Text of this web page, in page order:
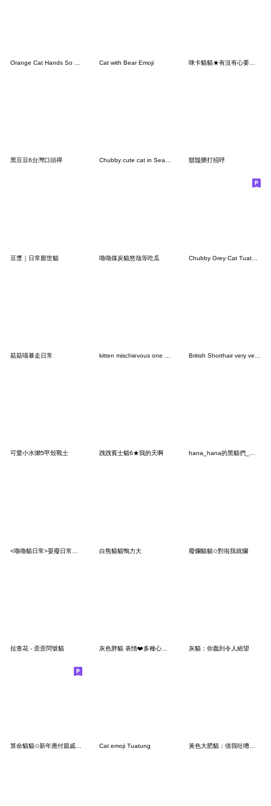
Cat with Bear Emoji 咪卡貓貓★有沒有心要養我
黑豆豆6台灣口頭禪 Chubby cute cat in Seal outfit [TW] 鬍鬚髒打招呼
豆漿｜日常厭世貓 嚕嚕煤炭貓悠哉等吃瓜 Chubby Grey Cat Tuatung (TWN)
菇菇喵暴走日常
可愛小水獺5甲殼戰士 跩跩賓士貓6★我的天啊 hana_hana的黑貓們_溫馨暑假
白熊貓貓鴨力大 廢爛貓貓✩對啦我就爛
拉查花 - 歪歪問號貓 灰貓：你蠢到令人絕望
算命貓貓✩新年應付親戚真累 Cat emoji Tuatung 黃色大肥貓：借我吐嘈一下